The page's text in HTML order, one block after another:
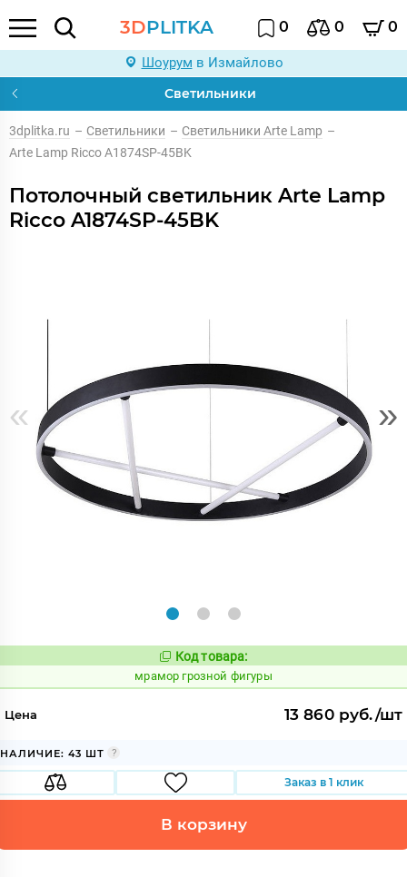
3DPLITKA 0 0 0
Шоурум в Измайлово
Светильники
3dplitka.ru – Светильники – Светильники Arte Lamp –
Arte Lamp Ricco A1874SP-45BK
Потолочный светильник Arte Lamp
Ricco A1874SP-45BK
« »
Код:
1065365
Код товара:
мрамор грозной фигуры
Цена 13 860 руб./шт
НАЛИЧИЕ: 43 ШТ
Заказ в 1 клик
В корзину